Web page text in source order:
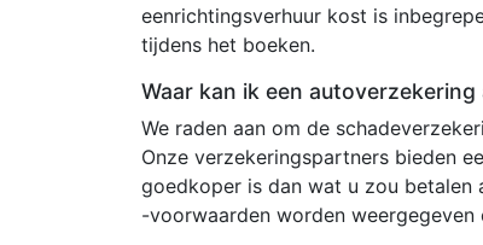
eenrichtingsverhuur kost is
tijdens het boeken.
Waar kan ik een autoverzekering
We raden aan om de
Onze verzekeringspartners bieden
goedkoper is dan wat u zou betalen
-voorwaarden worden